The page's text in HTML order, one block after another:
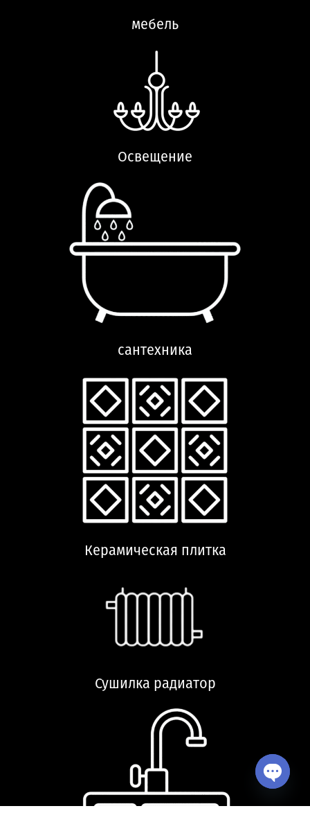
мебель
Освещение
сантехника
Керамическая плитка
Сушилка радиатор